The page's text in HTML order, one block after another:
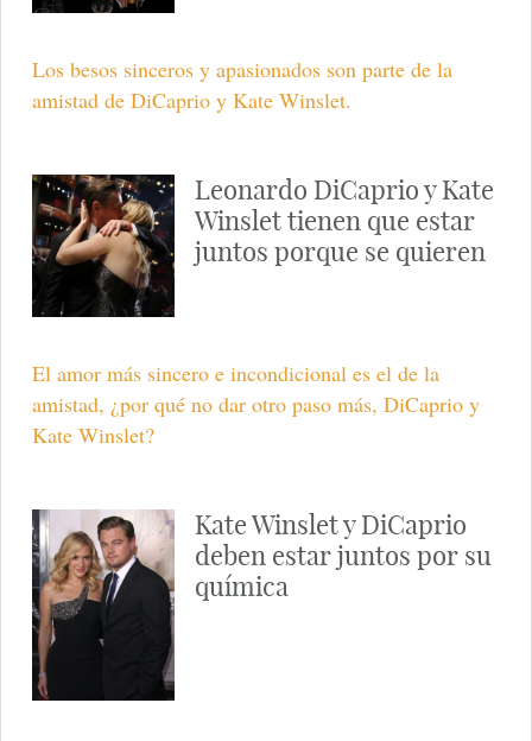
Los besos sinceros y apasionados son parte de la
amistad de DiCaprio y Kate Winslet.
Leonardo DiCaprio y Kate
Winslet tienen que estar
juntos porque se quieren
El amor más sincero e incondicional es el de la
amistad, ¿por qué no dar otro paso más, DiCaprio y
Kate Winslet?
Kate Winslet y DiCaprio
deben estar juntos por su
química